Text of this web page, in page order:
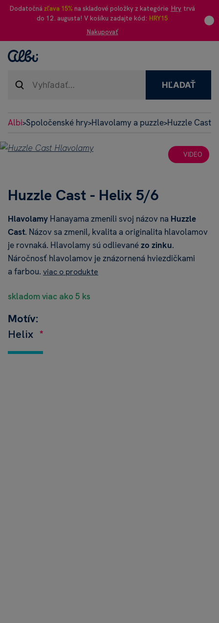
Dodatočná zľava 15% na skladové položky z kategórie Hry trvá
do 12. augusta! V košíku zadajte kód: HRY15
Nakupovať
HĽADAŤ
Albi>Spoločenské hry>Hlavolamy a puzzle>Huzzle Cast
VIDEO
Huzzle Cast - Helix 5/6
Hlavolamy Hanayama zmenili svoj názov na Huzzle
Cast. Názov sa zmenil, kvalita a originalita hlavolamov
je rovnaká. Hlavolamy sú odlievanézo zinku.
Náročnosť hlavolamov je znázornená hviezdičkami
a farbou. viac o produkte
skladom viac ako 5 ks
Motív:
Helix